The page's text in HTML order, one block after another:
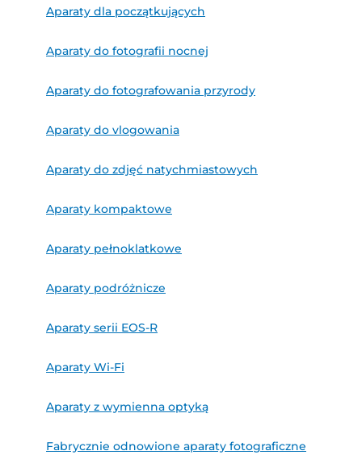
Aparaty dla początkujących
Aparaty do fotografii nocnej
Aparaty do fotografowania przyrody
Aparaty do vlogowania
Aparaty do zdjęć natychmiastowych
Aparaty kompaktowe
Aparaty pełnoklatkowe
Aparaty podróżnicze
Aparaty serii EOS-R
Aparaty Wi-Fi
Aparaty z wymienna optyką
Fabrycznie odnowione aparaty fotograficzne